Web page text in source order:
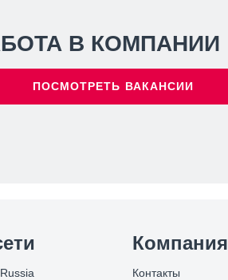
В КОМПАНИИ
ПОСМОТРЕТЬ ВАКАНСИИ
Компания
Контакты